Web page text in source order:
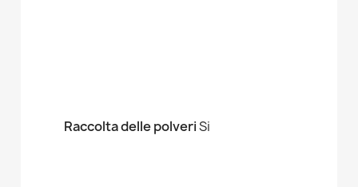
Raccolta delle polveriSi